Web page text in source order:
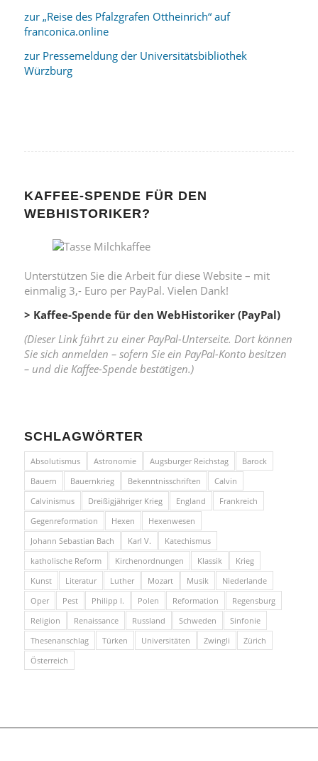
zur „Reise des Pfalzgrafen Ottheinrich“ auf
franconica.online
zur Pressemeldung der Universitätsbibliothek
Würzburg
KAFFEE-SPENDE FÜR DEN
WEBHISTORIKER?
Unterstützen Sie die Arbeit für diese Website – mit
einmalig 3,- Euro per PayPal. Vielen Dank!
> Kaffee-Spende für den WebHistoriker (PayPal)
(Dieser Link führt zu einer PayPal-Unterseite. Dort können
Sie sich anmelden – sofern Sie ein PayPal-Konto besitzen
– und die Kaffee-Spende bestätigen.)
SCHLAGWÖRTER
Absolutismus Astronomie Augsburger Reichstag
Barock
Bauern
Bauernkrieg Bekenntnisschriften
Calvin
Calvinismus
Dreißigjähriger Krieg England
Frankreich
Gegenreformation
Hexen
Hexenwesen
Johann Sebastian Bach
Karl V.
Katechismus
katholische Reform
Kirchenordnungen Klassik
Krieg
Kunst
Literatur Luther Mozart Musik
Niederlande
Oper
Pest Philipp I. Polen Reformation
Regensburg
Religion
Renaissance Russland Schweden
Sinfonie
Thesenanschlag
Türken Universitäten Zwingli
Zürich
Österreich